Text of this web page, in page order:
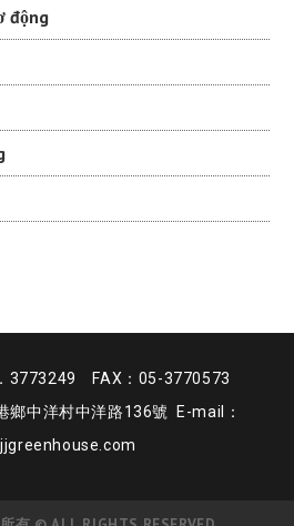
động
3773249 FAX：05-3770573
鄉中洋村中洋路136號 E-mail：